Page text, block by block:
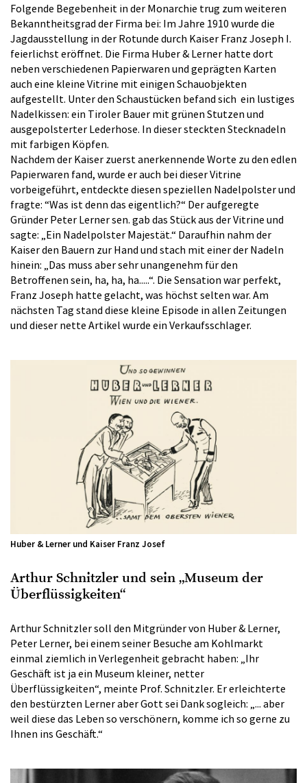
Folgende Begebenheit in der Monarchie trug zum weiteren
Bekanntheitsgrad der Firma bei: Im Jahre 1910 wurde die
Jagdausstellung in der Rotunde durch Kaiser Franz Joseph I.
feierlichst eröffnet. Die Firma Huber & Lerner hatte dort
neben verschiedenen Papierwaren und geprägten Karten
auch eine kleine Vitrine mit einigen Schauobjekten
aufgestellt. Unter den Schaustücken befand sich ein lustiges
Nadelkissen: ein Tiroler Bauer mit grünen Stutzen und
ausgepolsterter Lederhose. In dieser steckten Stecknadeln
mit farbigen Köpfen.
Nachdem der Kaiser zuerst anerkennende Worte zu den edlen
Papierwaren fand, wurde er auch bei dieser Vitrine
vorbeigeführt, entdeckte diesen speziellen Nadelpolster und
fragte: “Was ist denn das eigentlich?“ Der aufgeregte
Gründer Peter Lerner sen. gab das Stück aus der Vitrine und
sagte: „Ein Nadelpolster Majestät.“ Daraufhin nahm der
Kaiser den Bauern zur Hand und stach mit einer der Nadeln
hinein: „Das muss aber sehr unangenehm für den
Betroffenen sein, ha, ha, ha.....“. Die Sensation war perfekt,
Franz Joseph hatte gelacht, was höchst selten war. Am
nächsten Tag stand diese kleine Episode in allen Zeitungen
und dieser nette Artikel wurde ein Verkaufsschlager.
Huber & Lerner und Kaiser Franz Josef
Arthur Schnitzler und sein „Museum der
Überflüssigkeiten“
Arthur Schnitzler soll den Mitgründer von Huber & Lerner,
Peter Lerner, bei einem seiner Besuche am Kohlmarkt
einmal ziemlich in Verlegenheit gebracht haben: „Ihr
Geschäft ist ja ein Museum kleiner, netter
Überflüssigkeiten“, meinte Prof. Schnitzler. Er erleichterte
den bestürzten Lerner aber Gott sei Dank sogleich: „... aber
weil diese das Leben so verschönern, komme ich so gerne zu
Ihnen ins Geschäft.“